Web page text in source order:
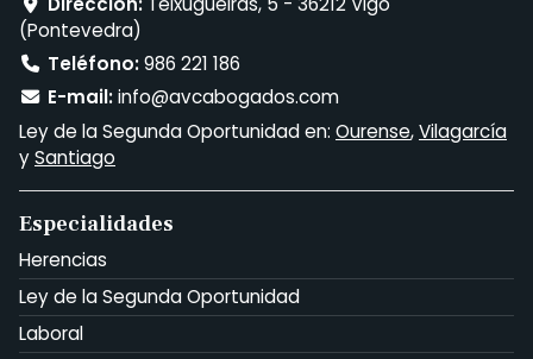
(Pontevedra)
Teléfono:986 221 186
E-mail:info@avcabogados.com
Ley de la Segunda Oportunidad en: Ourense,Vilagarcía
ySantiago
Especialidades
Herencias
Ley de la Segunda Oportunidad
Laboral